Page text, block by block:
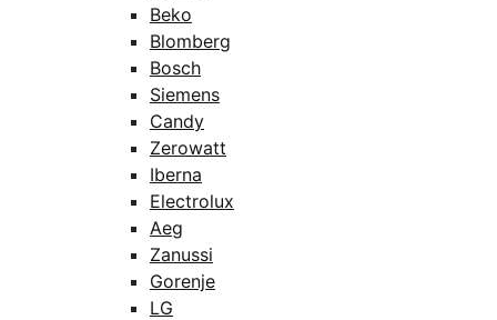
Beko
Blomberg
Bosch
Siemens
Candy
Zerowatt
Iberna
Electrolux
Aeg
Zanussi
Gorenje
LG